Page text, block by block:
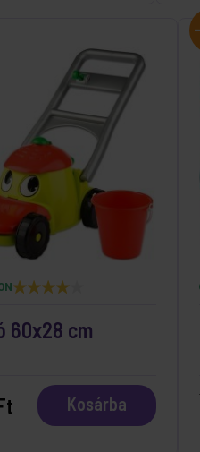
60x28 cm
Kosárba